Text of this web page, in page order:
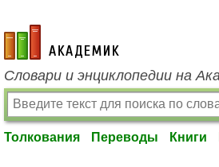
academic.ru
Словари и энциклопедии на
Толкования Переводы Книги